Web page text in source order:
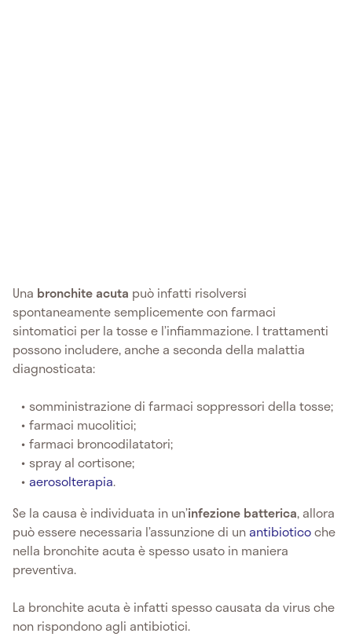
Una bronchite acuta può infatti risolversi
spontaneamente semplicemente con farmaci
sintomatici per la tosse e l’infiammazione. I trattamenti
possono includere, anche a seconda della malattia
diagnosticata:
somministrazione di farmaci soppressori della tosse;
farmaci mucolitici;
farmaci broncodilatatori;
spray al cortisone;
aerosolterapia.
Se la causa è individuata in un’infezione batterica, allora
può essere necessaria l’assunzione di unantibioticoche
nella bronchite acuta è spesso usato in maniera
preventiva.
La bronchite acuta è infatti spesso causata da virus che
non rispondono agli antibiotici.